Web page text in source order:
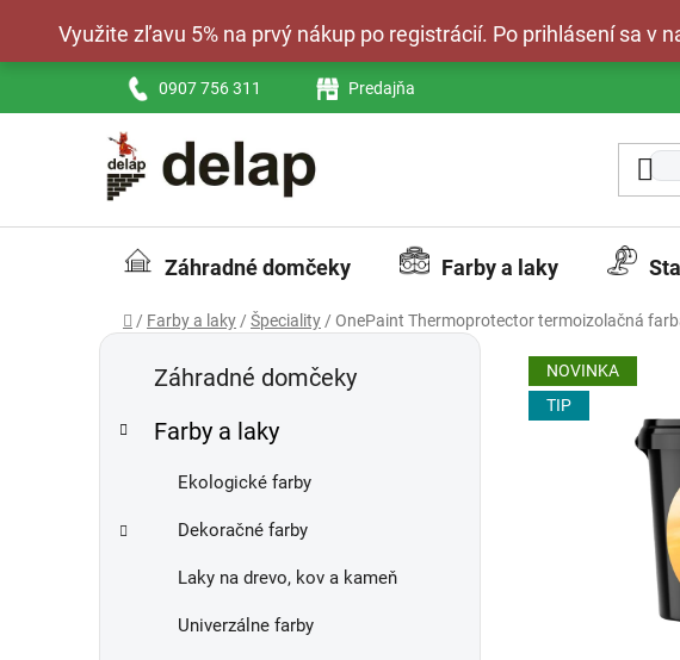
obsah
Využite zľavu 5% na prvý nákup po registrácií. Po prihlásení sa v
0907 756 311 Predajňa
Záhradné domčeky Farby a laky
Domov
/ Farby a laky/ Špeciality/ OnePaint Thermoprotector termoizolačná
B
Preskočiť
kategórie
K
Záhradné domčeky
Farby a laky
Ekologické farby
Dekoračné farby
Laky na drevo, kov a kameň
Univerzálne farby
NOVINKA
TIP